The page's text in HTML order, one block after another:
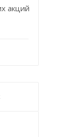
акций